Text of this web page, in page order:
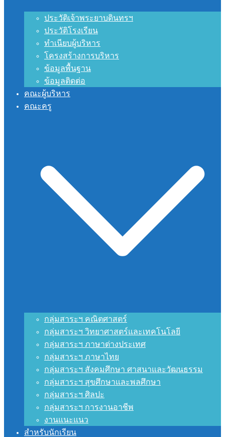
ประวัติเจ้าพระยาบดินทรฯ
ประวัติโรงเรียน
ทำเนียบผู้บริหาร
โครงสร้างการบริหาร
ข้อมูลพื้นฐาน
ข้อมูลติดต่อ
คณะผู้บริหาร
คณะครู
กลุ่มสาระฯ คณิตศาสตร์
กลุ่มสาระฯ วิทยาศาสตร์และเทคโนโลยี
กลุ่มสาระฯ ภาษาต่างประเทศ
กลุ่มสาระฯ ภาษาไทย
กลุ่มสาระฯ สังคมศึกษา ศาสนาและวัฒนธรรม
กลุ่มสาระฯ สุขศึกษาและพลศึกษา
กลุ่มสาระฯ ศิลปะ
กลุ่มสาระฯ การงานอาชีพ
งานแนะแนว
สำหรับนักเรียน